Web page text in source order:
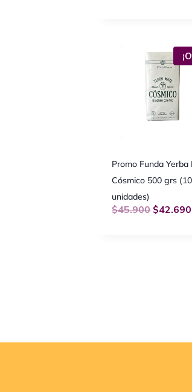
Promo Funda Yerba
Cósmico 500 grs (10
unidades)
$45.900 $42.690